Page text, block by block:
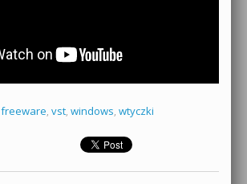
freeware, vst, windows, wtyczki